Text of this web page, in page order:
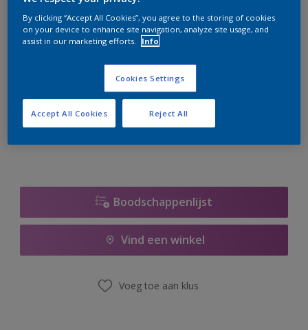
Verfcalculator
Bereken
Op dit moment is het niet mogelijk dit product online
te bestellen. Houd de website in de gaten, we werken
er hard aan om de voorraad aan te vullen.
Boodschappenlijst
Vind een winkel
Voeg toe aan klus
By clicking “Accept All Cookies”, you agree to the storing of cookies
on your device to enhance site navigation, analyze site usage, and
assist in our marketing efforts.
Info
Cookies Settings
Reject All
Accept All Cookies